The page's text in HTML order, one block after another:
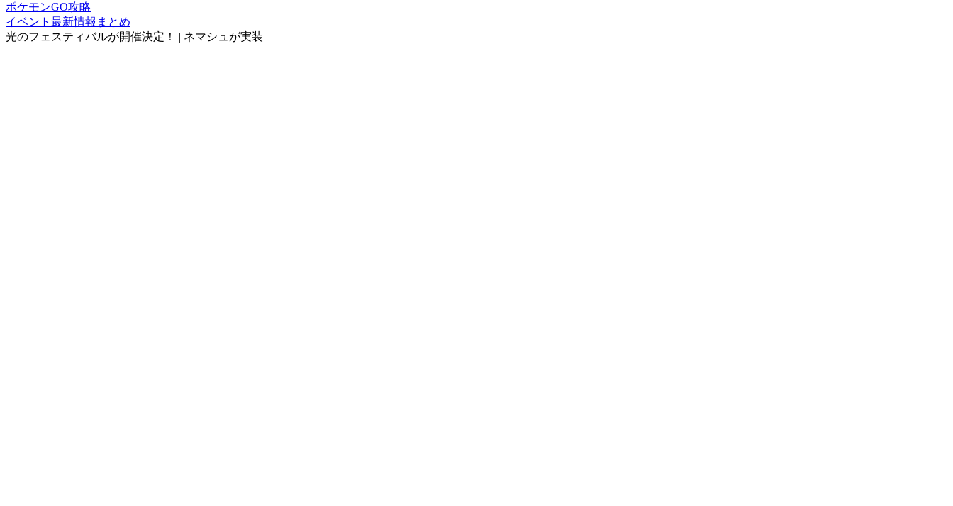
ポケモンGO攻略
イベント最新情報まとめ
光のフェスティバルが開催決定！ | ネマシュが実装